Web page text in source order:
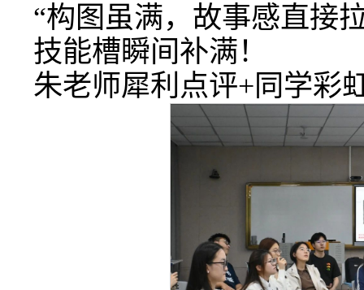
“构图虽满，故事感直接
技能槽瞬间补满！
朱老师犀利点评+同学彩